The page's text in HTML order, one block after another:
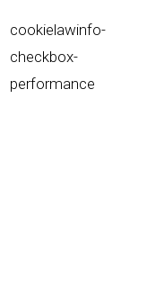
cookielawinfo-
checkbox-
performance